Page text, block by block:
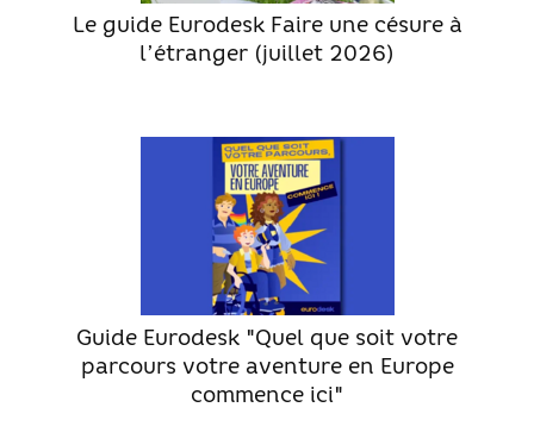
Victime de violences
Guide Jeunes
Projets internationaux
Le guide Eurodesk Faire une césure à
l’étranger (juillet 2026)
Guide Eurodesk "Quel que soit votre
parcours votre aventure en Europe
commence ici"